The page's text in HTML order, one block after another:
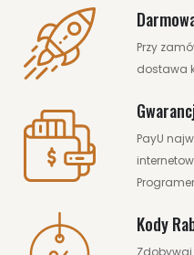
Przy
dostawa
PayU
Kody